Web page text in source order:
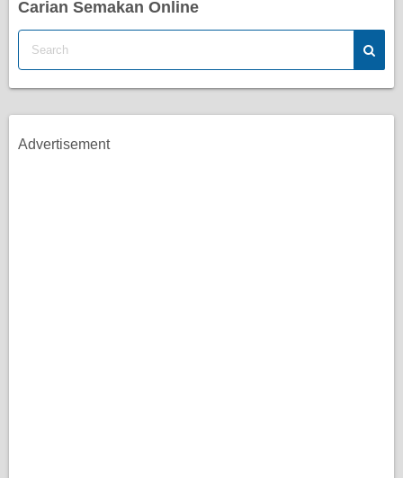
Carian Semakan Online
Advertisement